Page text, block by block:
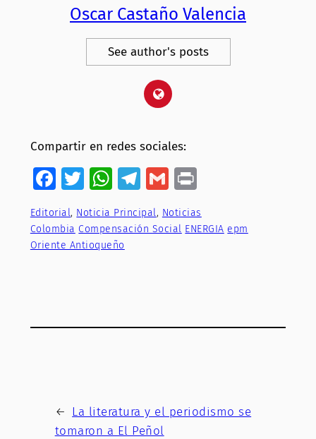
Oscar Castaño Valencia
See author's posts
Compartir en redes sociales:
Facebook
Twitter
WhatsApp
Telegram
GmailPrint
Editorial, Noticia Principal, Noticias
Colombia Compensación Social ENERGIA epm
Oriente Antioqueño
← La literatura y el periodismo se
tomaron a El Peñol